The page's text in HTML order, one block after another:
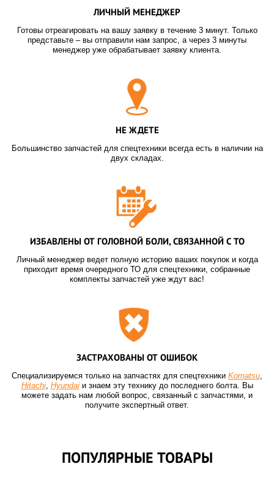
ЛИЧНЫЙ МЕНЕДЖЕР
Готовы отреагировать на вашу заявку в течение 3 минут. Только
представьте – вы отправили нам запрос, а через 3 минуты
менеджер уже обрабатывает заявку клиента.
НЕ ЖДЕТЕ
Большинство запчастей для спецтехники всегда есть в наличии на
двух складах.
ИЗБАВЛЕНЫ ОТ ГОЛОВНОЙ БОЛИ, СВЯЗАННОЙ С ТО
Личный менеджер ведет полную историю ваших покупок и когда
приходит время очередного ТО для спецтехники, собранные
комплекты запчастей уже ждут вас!
ЗАСТРАХОВАНЫ ОТ ОШИБОК
Специализируемся только на запчастях для спецтехники Komatsu,
Hitachi, Hyundaiи знаем эту технику до последнего болта. Вы
можете задать нам любой вопрос, связанный с запчастями, и
получите экспертный ответ.
ПОПУЛЯРНЫЕ ТОВАРЫ